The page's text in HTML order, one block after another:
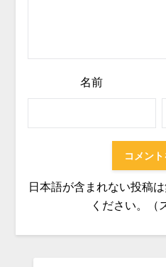
名前
日本語が含まれない投稿
ください。（